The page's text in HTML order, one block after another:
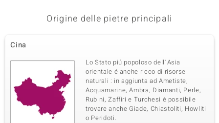
Origine delle pietre principali
Cina
Lo Stato piú popoloso dell´Asia
orientale é anche ricco di risorse
naturali : in aggiunta ad Ametiste,
Acquamarine, Ambra, Diamanti, Perle,
Rubini, Zaffiri e Turchesi é possibile
trovare anche Giade, Chiastoliti, Howliti
o Peridoti.